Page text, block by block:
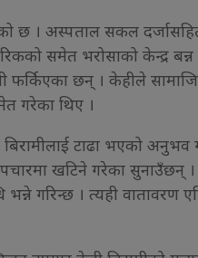
। अस्पताल सकल दर्जासहित
समेत भरोसाको केन्द्र
फर्किएका छन् । केहीले
गरेका थिए ।
टाढा भएको अनुभव
खटिने गरेका सुनाउँछन् ।
गरिन्छ । त्यही वातावरण